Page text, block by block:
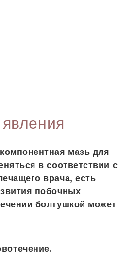
мазь для
в соответствии с
врача, есть
побочных
болтушкой может